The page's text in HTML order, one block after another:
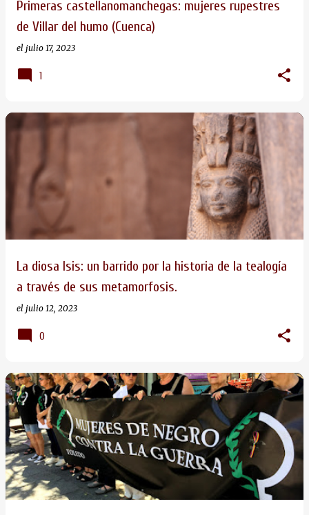
Primeras castellanomanchegas: mujeres rupestres
de Villar del humo (Cuenca)
el julio 17, 2023
1
La diosa Isis: un barrido por la historia de la tealogía
a través de sus metamorfosis.
el julio 12, 2023
0